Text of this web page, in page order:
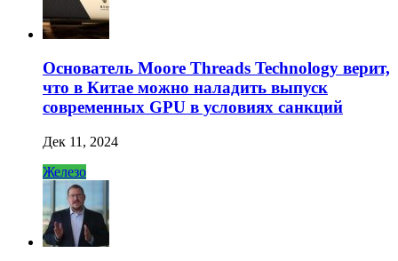
Основатель Moore Threads Technology верит,
что в Китае можно наладить выпуск
современных GPU в условиях санкций
Дек 11, 2024
Железо